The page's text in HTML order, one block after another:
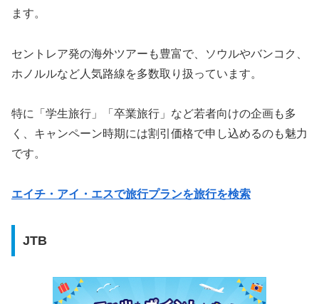
ます。
セントレア発の海外ツアーも豊富で、ソウルやバンコク、
ホノルルなど人気路線を多数取り扱っています。
特に「学生旅行」「卒業旅行」など若者向けの企画も多
く、キャンペーン時期には割引価格で申し込めるのも魅力
です。
エイチ・アイ・エスで旅行プランを旅行を検索
JTB